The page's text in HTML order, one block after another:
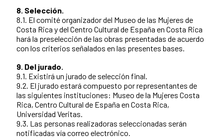
8. Selección.
8.1. El comité organizador del Museo de las Mujeres de
Costa Rica y del Centro Cultural de España en Costa Rica
hará la preselección de las obras presentadas de acuerdo
con los criterios señalados en las presentes bases.
9. Del jurado.
9.1. Existirá un jurado de selección final.
9.2. El jurado estará compuesto por representantes de
las siguientes instituciones: Museo de la Mujeres Costa
Rica, Centro Cultural de España en Costa Rica,
Universidad Veritas.
9.3. Las personas realizadoras seleccionadas serán
notificadas vía correo electrónico.